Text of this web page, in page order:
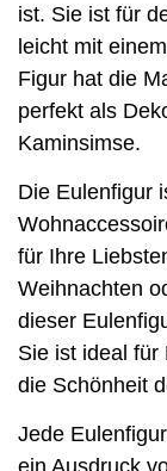
ist. Sie ist für
leicht mit
Figur hat die
perfekt als
Kaminsimse.
Die Eulenfigur
für Ihre
Weihnachten
dieser
Sie ist ideal für
die Schönheit
Jede
ein Ausdruck